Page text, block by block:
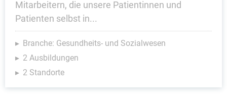
Mitarbeitern, die unsere Patientinnen und
Patienten selbst in...
Branche: Gesundheits- und Sozialwesen
2 Ausbildungen
2 Standorte